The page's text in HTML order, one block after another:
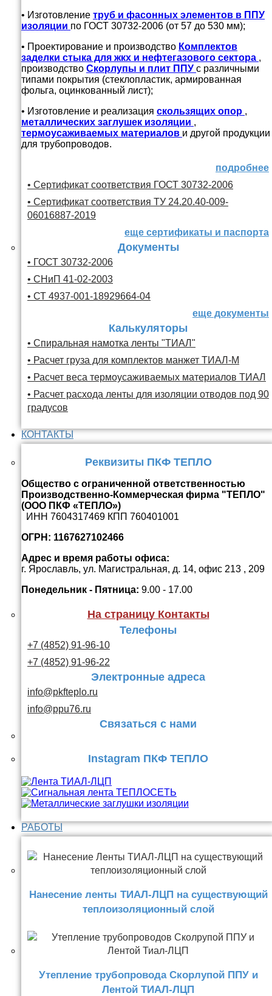
• Изготовление труб и фасонных элементов в ППУ
изоляции по ГОСТ 30732-2006 (от 57 до 530 мм);
• Проектирование и производство Комплектов
заделки стыка для жкх и нефтегазового сектора ,
производство Скорлупы и плит ППУ с различными
типами покрытия (стеклопластик, армированная
фольга, оцинкованный лист);
• Изготовление и реализация скользящих опор ,
металлических заглушек изоляции ,
термоусаживаемых материалов и другой продукции
для трубопроводов.
подробнее
• Сертификат соответствия ГОСТ 30732-2006
• Сертификат соответствия ТУ 24.20.40-009-
06016887-2019
еще сертификаты и паспорта
Документы
• ГОСТ 30732-2006
• СНиП 41-02-2003
• СТ 4937-001-18929664-04
еще документы
Калькуляторы
• Спиральная намотка ленты "ТИАЛ"
• Расчет груза для комплектов манжет ТИАЛ-М
• Расчет веса термоусаживаемых материалов ТИАЛ
• Расчет расхода ленты для изоляции отводов под 90
градусов
КОНТАКТЫ
Реквизиты ПКФ ТЕПЛО
Общество с ограниченной ответственностью
Производственно-Коммерческая фирма "ТЕПЛО"
(ООО ПКФ «ТЕПЛО»)
ИНН 7604317469 КПП 760401001
ОГРН: 1167627102466
Адрес и время работы офиса:
г. Ярославль, ул. Магистральная, д. 14, офис 213 , 209
Понедельник - Пятница: 9.00 - 17.00
На страницу Контакты
Телефоны
+7 (4852) 91-96-10
+7 (4852) 91-96-22
Электронные адреса
info@pkfteplo.ru
info@ppu76.ru
Связаться с нами
Instagram ПКФ ТЕПЛО
РАБОТЫ
Нанесение ленты ТИАЛ-ЛЦП на существующий
теплоизоляционный слой
Утепление трубопровода Скорлупой ППУ и
Лентой ТИАЛ-ЛЦП